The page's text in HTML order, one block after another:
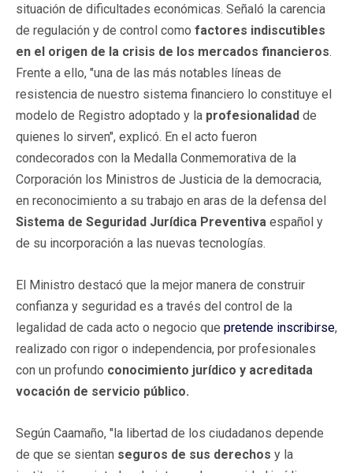
situación de dificultades económicas. Señaló la carencia
de regulación y de control como factores indiscutibles
en el origen de la crisis de los mercados financieros.
Frente a ello, "una de las más notables líneas de
resistencia de nuestro sistema financiero lo constituye el
modelo de Registro adoptado y la profesionalidad de
quienes lo sirven", explicó. En el acto fueron
condecorados con la Medalla Conmemorativa de la
Corporación los Ministros de Justicia de la democracia,
en reconocimiento a su trabajo en aras de la defensa del
Sistema de Seguridad Jurídica Preventiva español y
de su incorporación a las nuevas tecnologías.
El Ministro destacó que la mejor manera de construir
confianza y seguridad es a través del control de la
legalidad de cada acto o negocio que pretende inscribirse,
realizado con rigor o independencia, por profesionales
con un profundo conocimiento jurídico y acreditada
vocación de servicio público.
Según Caamaño, "la libertad de los ciudadanos depende
de que se sientan seguros de sus derechos y la